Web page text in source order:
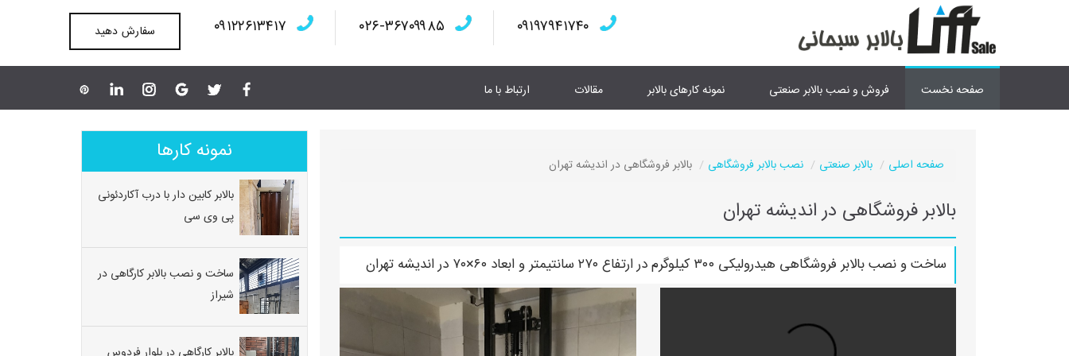
۰۹۱۹۷۹۴۱۷۴۰ ۰۲۶-۳۶۷۰۹۹۸۵ ۰۹۱۲۲۶۱۳۴۱۷ سفارش دهید
صفحه نخست فروش و نصب بالابر صنعتی نمونه کارهای بالابر مقالات ارتباط با ما
صفحه اصلی بالابر صنعتی نصب بالابر فروشگاهی بالابر فروشگاهی در اندیشه تهران
بالابر فروشگاهی در اندیشه تهران
ساخت و نصب بالابر فروشگاهی هیدرولیکی ۳۰۰ کیلوگرم در ارتفاع ۲۷۰ سانتیمتر و ابعاد ۶۰×۷۰ در اندیشه تهران
نمونه کارها
بالابر کابین دار با درب آکاردئونی
پی وی سی
ساخت و نصب بالابر کارگاهی در
شیراز